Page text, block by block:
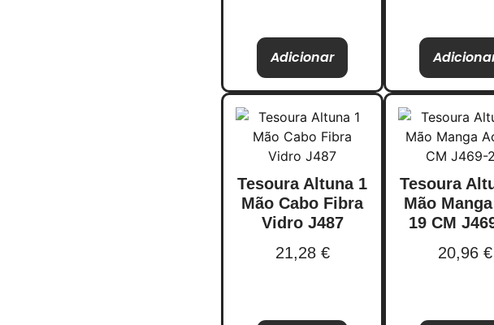
Adicionar
Tesoura Altuna 1
Mão Cabo Fibra
Vidro J487
21,28 €
Tesoura
Mão
19 CM
20,96 €